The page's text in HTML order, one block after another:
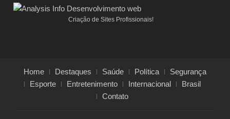
Criação de Sites Profissionais!
Home Destaques Saúde Política
Segurança
Esporte
Entretenimento Internacional
Brasil
Contato